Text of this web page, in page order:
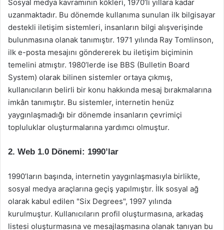
Sosyal medya kavramının kökleri, 1970’li yıllara kadar
uzanmaktadır. Bu dönemde kullanıma sunulan ilk bilgisayar
destekli iletişim sistemleri, insanların bilgi alışverişinde
bulunmasına olanak tanımıştır. 1971 yılında Ray Tomlinson,
ilk e-posta mesajını göndererek bu iletişim biçiminin
temelini atmıştır. 1980’lerde ise BBS (Bulletin Board
System) olarak bilinen sistemler ortaya çıkmış,
kullanıcıların belirli bir konu hakkında mesaj bırakmalarına
imkân tanımıştır. Bu sistemler, internetin henüz
yaygınlaşmadığı bir dönemde insanların çevrimiçi
topluluklar oluşturmalarına yardımcı olmuştur.
2. Web 1.0 Dönemi: 1990’lar
1990’ların başında, internetin yaygınlaşmasıyla birlikte,
sosyal medya araçlarına geçiş yapılmıştır. İlk sosyal ağ
olarak kabul edilen "Six Degrees", 1997 yılında
kurulmuştur. Kullanıcıların profil oluşturmasına, arkadaş
listesi oluşturmasına ve mesajlaşmasına olanak tanıyan bu